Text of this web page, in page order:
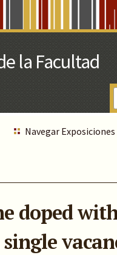
Navegar Exposiciones
doped